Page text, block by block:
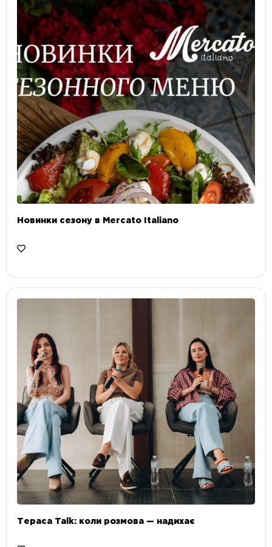
Новинки сезону в Mercato Italiano
Тераса Talk: коли розмова — надихає